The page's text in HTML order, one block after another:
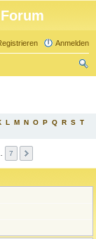
Anmelden
L M N O P Q R S T
7